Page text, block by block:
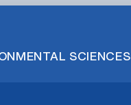
SCIENCES